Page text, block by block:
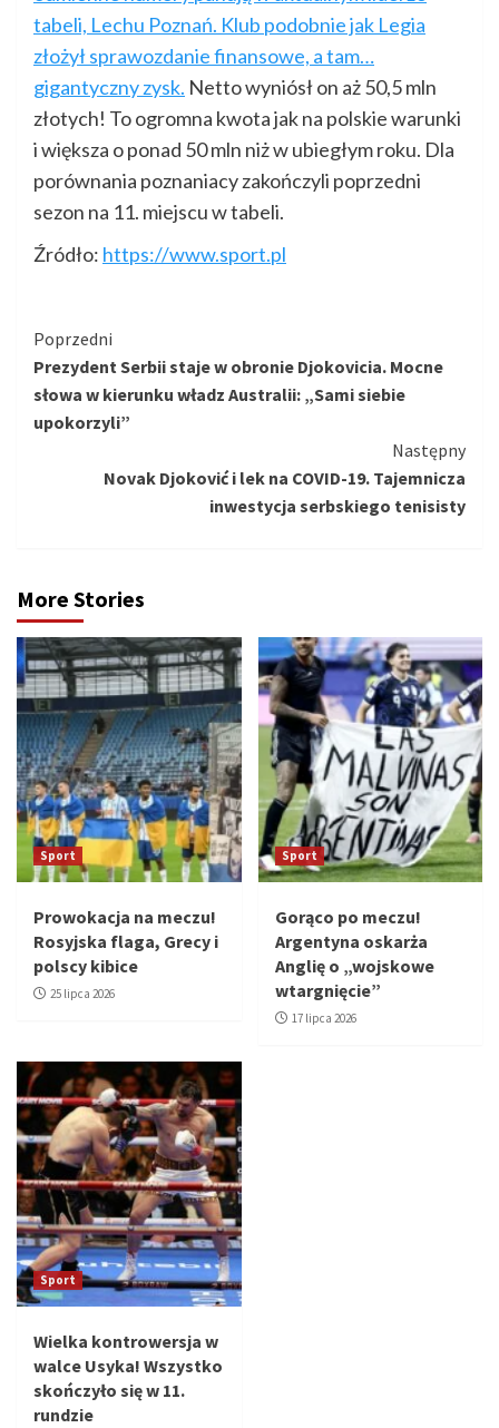
tabeli, Lechu Poznań. Klub podobnie jak Legia
złożył sprawozdanie finansowe, a tam…
gigantyczny zysk. Netto wyniósł on aż 50,5 mln
złotych! To ogromna kwota jak na polskie warunki
i większa o ponad 50 mln niż w ubiegłym roku. Dla
porównania poznaniacy zakończyli poprzedni
sezon na 11. miejscu w tabeli.
Źródło: https://www.sport.pl
Kontynuuj
czytanie
Poprzedni
Prezydent Serbii staje w obronie Djokovicia. Mocne
słowa w kierunku władz Australii: „Sami siebie
upokorzyli”
Następny
Novak Djoković i lek na COVID-19. Tajemnicza
inwestycja serbskiego tenisisty
More Stories
Sport
Prowokacja na meczu!
Rosyjska flaga, Grecy i
polscy kibice
25 lipca 2026
Sport
Gorąco po meczu!
Argentyna oskarża
Anglię o „wojskowe
wtargnięcie”
17 lipca 2026
Sport
Wielka kontrowersja w
walce Usyka! Wszystko
skończyło się w 11.
rundzie